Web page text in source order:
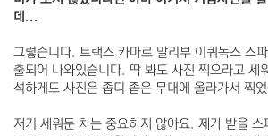
데...
그렇습니다. 트랙스 카마로 말리부 이쿼녹스 스
출되어 나와있습니다. 딱 봐도 사진 찍으라고 세
석하게도 사진은 좁디 좁은 무대에 올라가서 찍
저기 세워둔 차는 중요하지 않아요. 제가 받을 스